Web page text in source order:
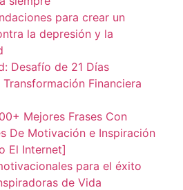
para crear un
la depresión y la
Desafío de 21 Días
Financiera
Mejores Frases Con
De Motivación e Inspiración
El Internet]
para el éxito
de Vida